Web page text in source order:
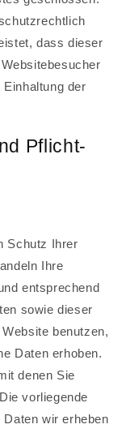
dass dieser
der
Pflicht­
Schutz Ihrer
Ihre
entsprechend
sowie dieser
benutzen,
Daten erhoben.
denen Sie
vorliegende
wir erheben